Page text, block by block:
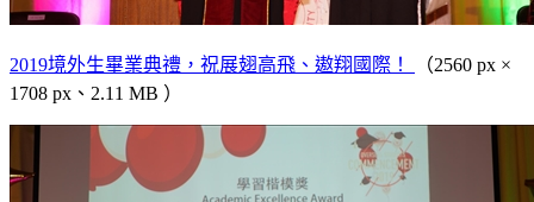
2019境外生畢業典禮，祝展翅高飛、遨翔國際！
（2560 px ×
1708 px、2.11 MB ）